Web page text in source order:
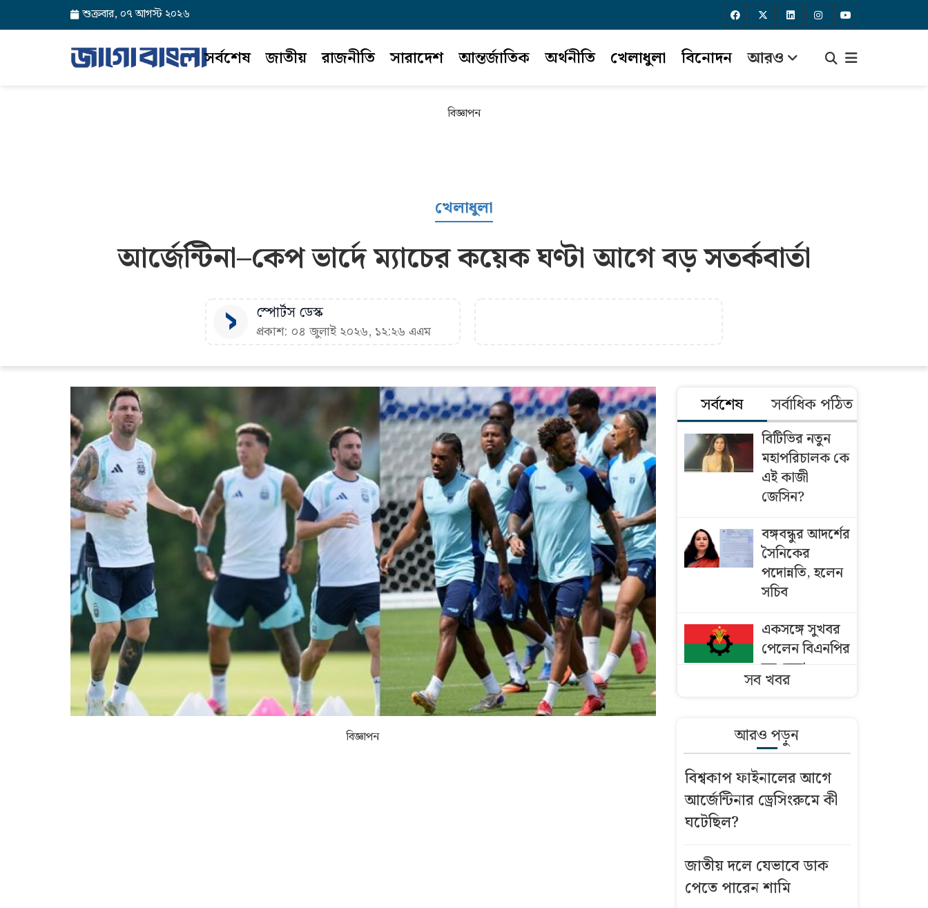
শুক্রবার, ০৭ আগস্ট ২০২৬
সর্বশেষ জাতীয় রাজনীতি সারাদেশ আন্তর্জাতিক অর্থনীতি খেলাধুলা বিনোদন আরও
বিজ্ঞাপন
খেলাধুলা
আর্জেন্টিনা–কেপ ভার্দে ম্যাচের কয়েক ঘণ্টা আগে বড় সতর্কবার্তা
স্পোর্টস ডেস্ক
প্রকাশ: ০৪ জুলাই ২০২৬, ১২:২৬ এএম
বিজ্ঞাপন
সর্বশেষ সর্বাধিক পঠিত
বিটিভির নতুন
মহাপরিচালক কে
এই কাজী
জেসিন?
বঙ্গবন্ধুর আদর্শের
সৈনিকের
পদোন্নতি, হলেন
সচিব
একসঙ্গে সুখবর
পেলেন বিএনপির
ছয় নেতা
হাইকমিশনারের
বাসভবনে আগুন
বাংলাদেশি
কৃষকদের ভিসা
মসজিদের মাইক
নিয়ে অমিত
শাহ’র সঙ্গে তিন
সব খবর
আরও পড়ুন
বিশ্বকাপ ফাইনালের আগে
আর্জেন্টিনার ড্রেসিংরুমে কী
ঘটেছিল?
জাতীয় দলে যেভাবে ডাক
পেতে পারেন শামি